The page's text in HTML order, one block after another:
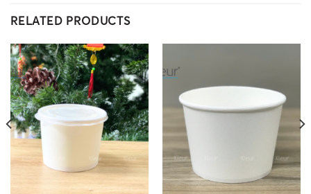
RELATED PRODUCTS